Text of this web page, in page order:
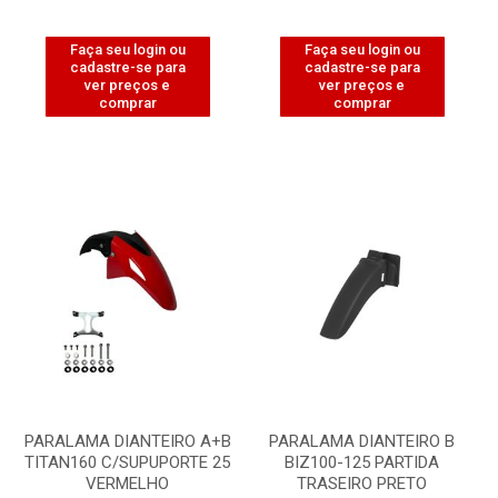
Faça seu login ou
cadastre-se para
ver preços e
comprar
Faça seu login ou
cadastre-se para
ver preços e
comprar
PARALAMA DIANTEIRO A+B
TITAN160 C/SUPUPORTE 25
VERMELHO
PARALAMA DIANTEIRO B
BIZ100-125 PARTIDA
TRASEIRO PRETO